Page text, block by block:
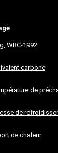
WRC-1992
carbone
de
de
de chaleur